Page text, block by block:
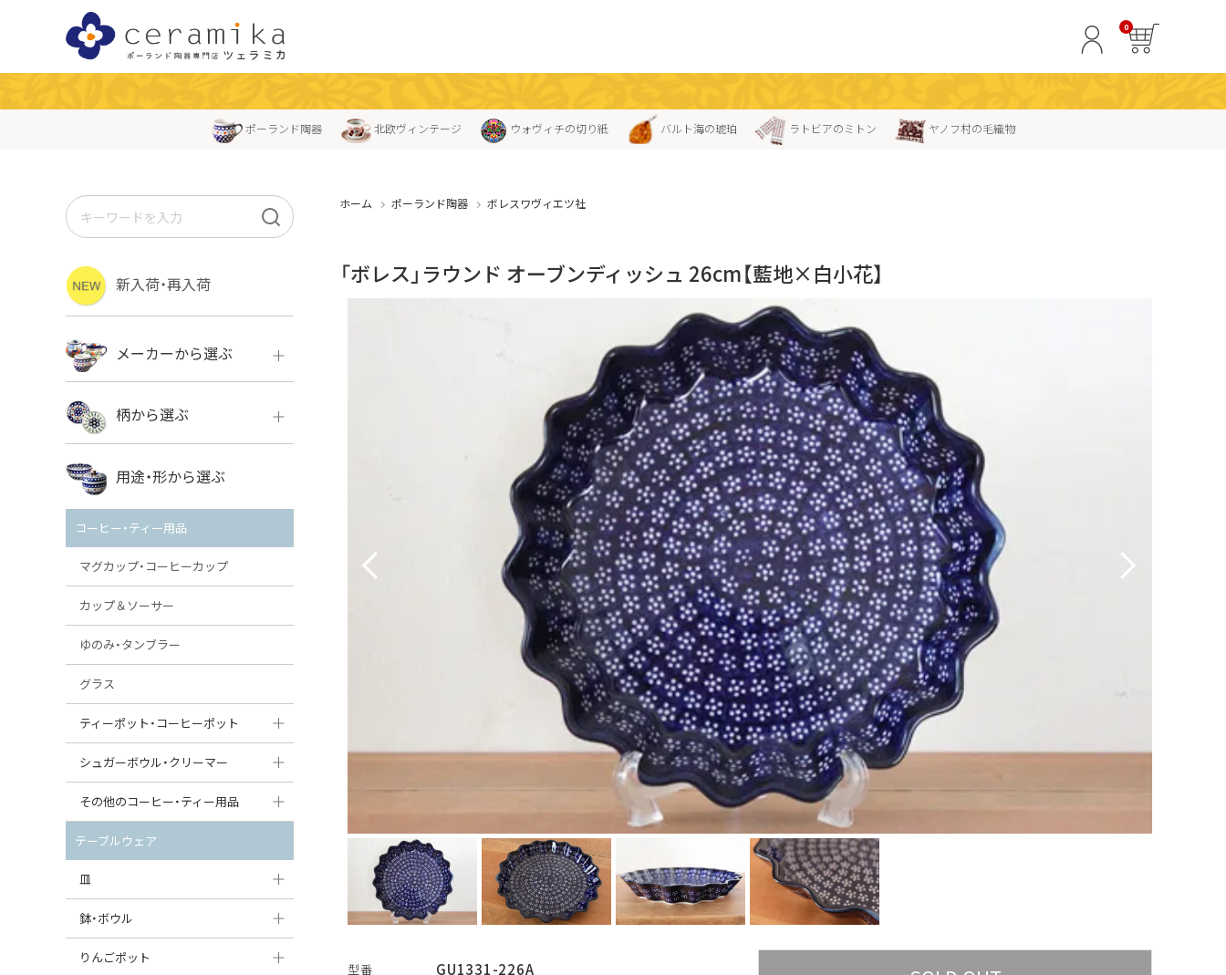
0
ポーランド陶器 北欧ヴィンテージ ウォヴィチの切り紙 バルト海の琥珀 ラトビアのミトン ヤノフ村の毛織物
ホーム ポーランド陶器 ボレスワヴィエツ社
「ボレス」ラウンド オーブンディッシュ 26cm【藍地×白小花】
型番 GU1331-226A
新入荷・再入荷
メーカーから選ぶ
ボレス
VENA
ミレナ
柄から選ぶ
ボレス
用途・形から選ぶ
コーヒー・ティー用品
マグカップ・コーヒーカップ
カップ＆ソーサー
ゆのみ・タンブラー
グラス
ティーポット・コーヒーポット
ティーポット
コーヒーポット
シュガーボウル・クリーマー
シュガーボウル
クリーマー
その他のコーヒー・ティー用品
ポットウォーマー
ピッチャー
コーヒードリッパー
テーブルウェア
皿
大皿（24cm〜）
中皿（18〜24cm）
鉢・ボウル
大鉢（21cm〜）
りんごポット